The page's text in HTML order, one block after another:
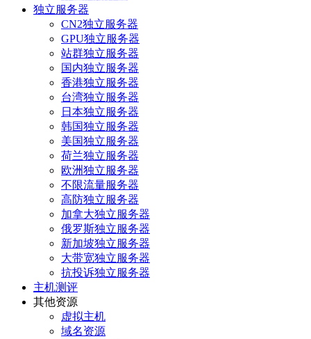
独立服务器
CN2独立服务器
GPU独立服务器
站群独立服务器
国内独立服务器
香港独立服务器
台湾独立服务器
日本独立服务器
韩国独立服务器
美国独立服务器
荷兰独立服务器
欧洲独立服务器
不限流量服务器
高防独立服务器
加拿大独立服务器
俄罗斯独立服务器
新加坡独立服务器
大带宽独立服务器
抗投诉独立服务器
主机测评
其他资源
虚拟主机
域名资源